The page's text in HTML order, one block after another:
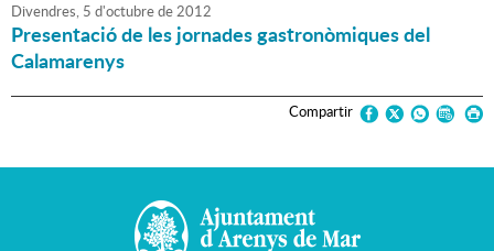
Divendres, 5 d'octubrede2012
Presentació de les jornades gastronòmiques del
Calamarenys
Compartir